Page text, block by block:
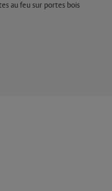
au feu sur portes bois